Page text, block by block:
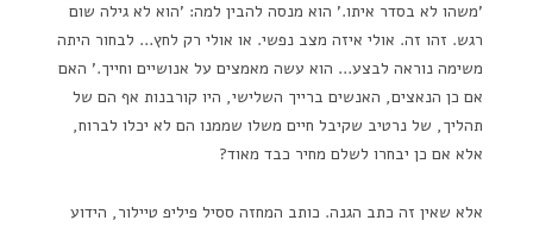
'משהו לא בסדר איתו.' הוא מנסה להבין למה: 'הוא לא גילה שום
רגש. זהו זה. אולי איזה מצב נפשי. או אולי רק לחץ… לבחור היתה
משימה נוראה לבצע… הוא עשה מאמצים על אנושיים וחייך.' האם
אם כן הנאצים, האנשים ברייך השלישי, היו קורבנות אף הם של
תהליך, של נרטיב שקיבל חיים משלו שממנו הם לא יכלו לברוח,
אלא אם כן יבחרו לשלם מחיר כבד מאוד?
אלא שאין זה כתב הגנה. כותב המחזה ססיל פיליפ טיילור, הידוע